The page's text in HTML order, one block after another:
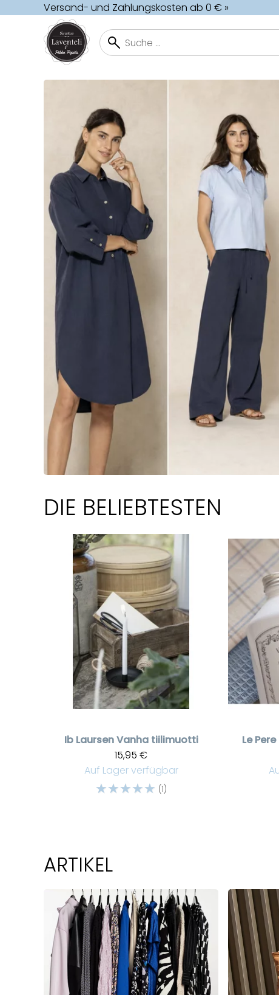
Versand- und Zahlungskosten ab 0 € »
DIE BELIEBTESTEN
Ib LaursenVanha tiilimuotti
15,95 €
Auf Lager verfügbar
☆☆☆☆☆ (1)
Le
ARTIKEL